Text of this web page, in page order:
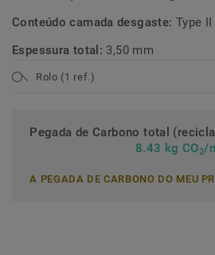
Conteúdo camada desgaste: Type II
Espessura total: 3,50 mm
Rolo (1 ref.)
Pegada de Carbono total
8.43 kg CO2/
A PEGADA DE CARBONO DO MEU